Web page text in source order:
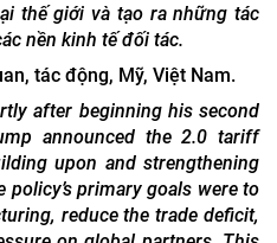
thế giới và tạo ra những tác
nền kinh tế đối tác.
tác động, Mỹ, Việt Nam.
after beginning his second
announced the 2.0 tariff
upon and strengthening
policy’s primary goals were to
reduce the trade deficit,